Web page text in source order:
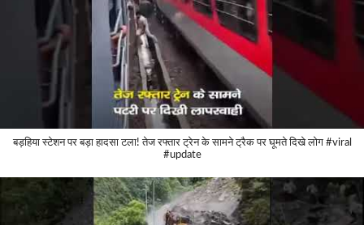
बड़हिया स्टेशन पर बड़ा हादसा टला! तेज रफ्तार ट्रेन के सामने ट्रैक पर घूमते दिखे लोग #viral
#update